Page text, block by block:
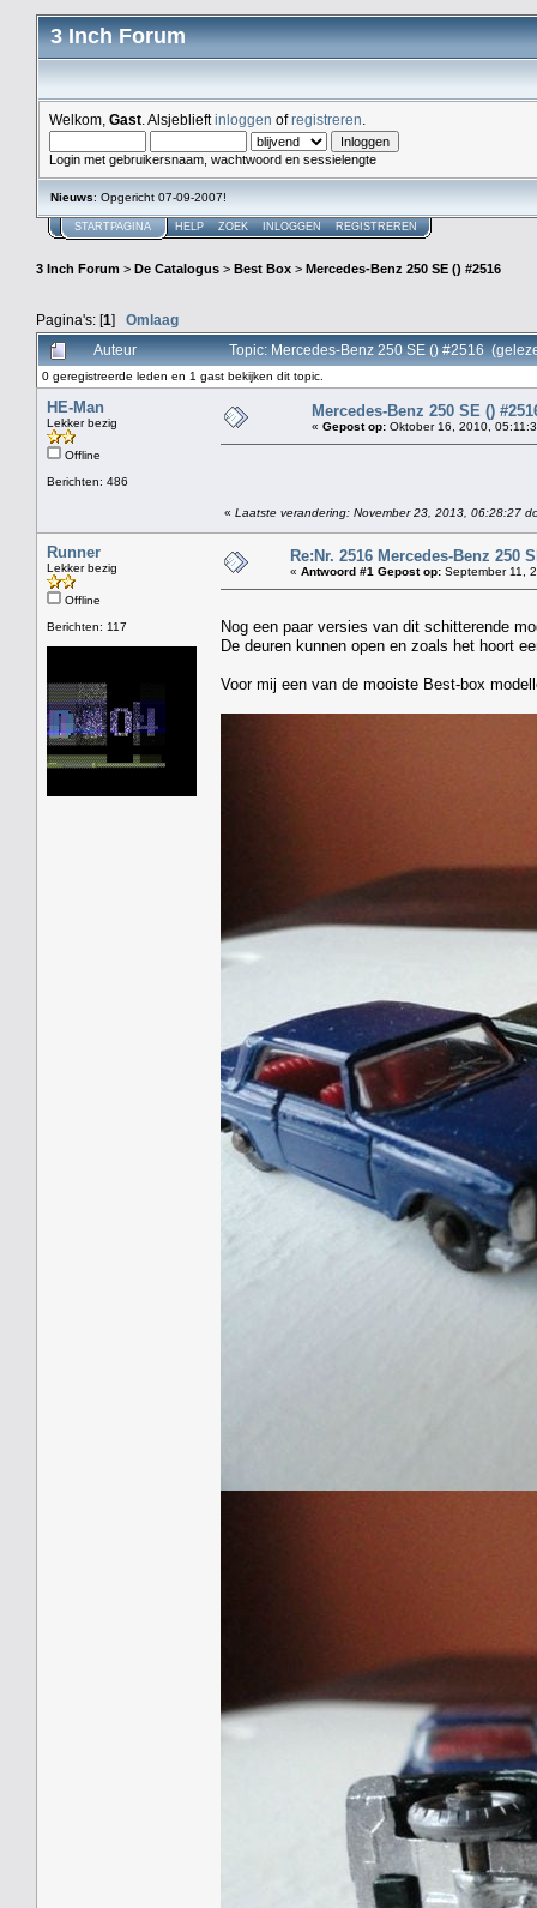
3 Inch Forum
Welkom, Gast . Alsjeblieftinloggen ofregistreren
Login met gebruikersnaam, wachtwoord en sessielengte
Nieuws: Opgericht 07-09-2007!
STARTPAGINA HELP ZOEK INLOGGEN REGISTREREN
3 Inch Forum > De Catalogus > Best Box > Mercedes-Benz 250 SE () #2516
Pagina's: [1] Omlaag
Auteur
Topic: Mercedes-Benz 250 SE () #2516
0 geregistreerde leden en 1 gast bekijken dit topic.
HE-Man
Lekker bezig
Offline
Berichten: 486
Mercedes-Benz 250 SE ()
« Gepost op: Oktober 16, 2010,
« Laatste verandering: November 23, 2013, 06:28:27
Runner
Lekker bezig
Offline
Berichten: 117
Re:Nr. 2516 Mercedes-Benz 250
« Antwoord #1 Gepost op: September 11,
Nog een paar versies van dit schitterende
De deuren kunnen open en zoals het hoort
Voor mij een van de mooiste Best-box